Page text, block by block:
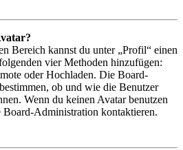
Bereich kannst du unter „Profil“ einen
vier Methoden hinzufügen:
oder Hochladen. Die Board-
ob und wie die Benutzer
Wenn du keinen Avatar benutzen
Board-Administration kontaktieren.